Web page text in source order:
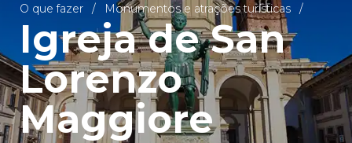
O que fazer Monumentos e atrações turísticas
Igreja de San
Lorenzo
Maggiore